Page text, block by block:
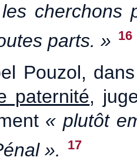
cherchons
parts. » 16
Pouzol,
paternité,
« plutôt
».
17